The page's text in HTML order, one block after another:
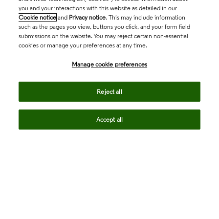
you and your interactions with this website as detailed in our
Cookie notice and Privacy notice. This may include information
such as the pages you view, buttons you click, and your form field
submissions on the website. You may reject certain non-essential
cookies or manage your preferences at any time.
Manage cookie preferences
Reject all
Accept all